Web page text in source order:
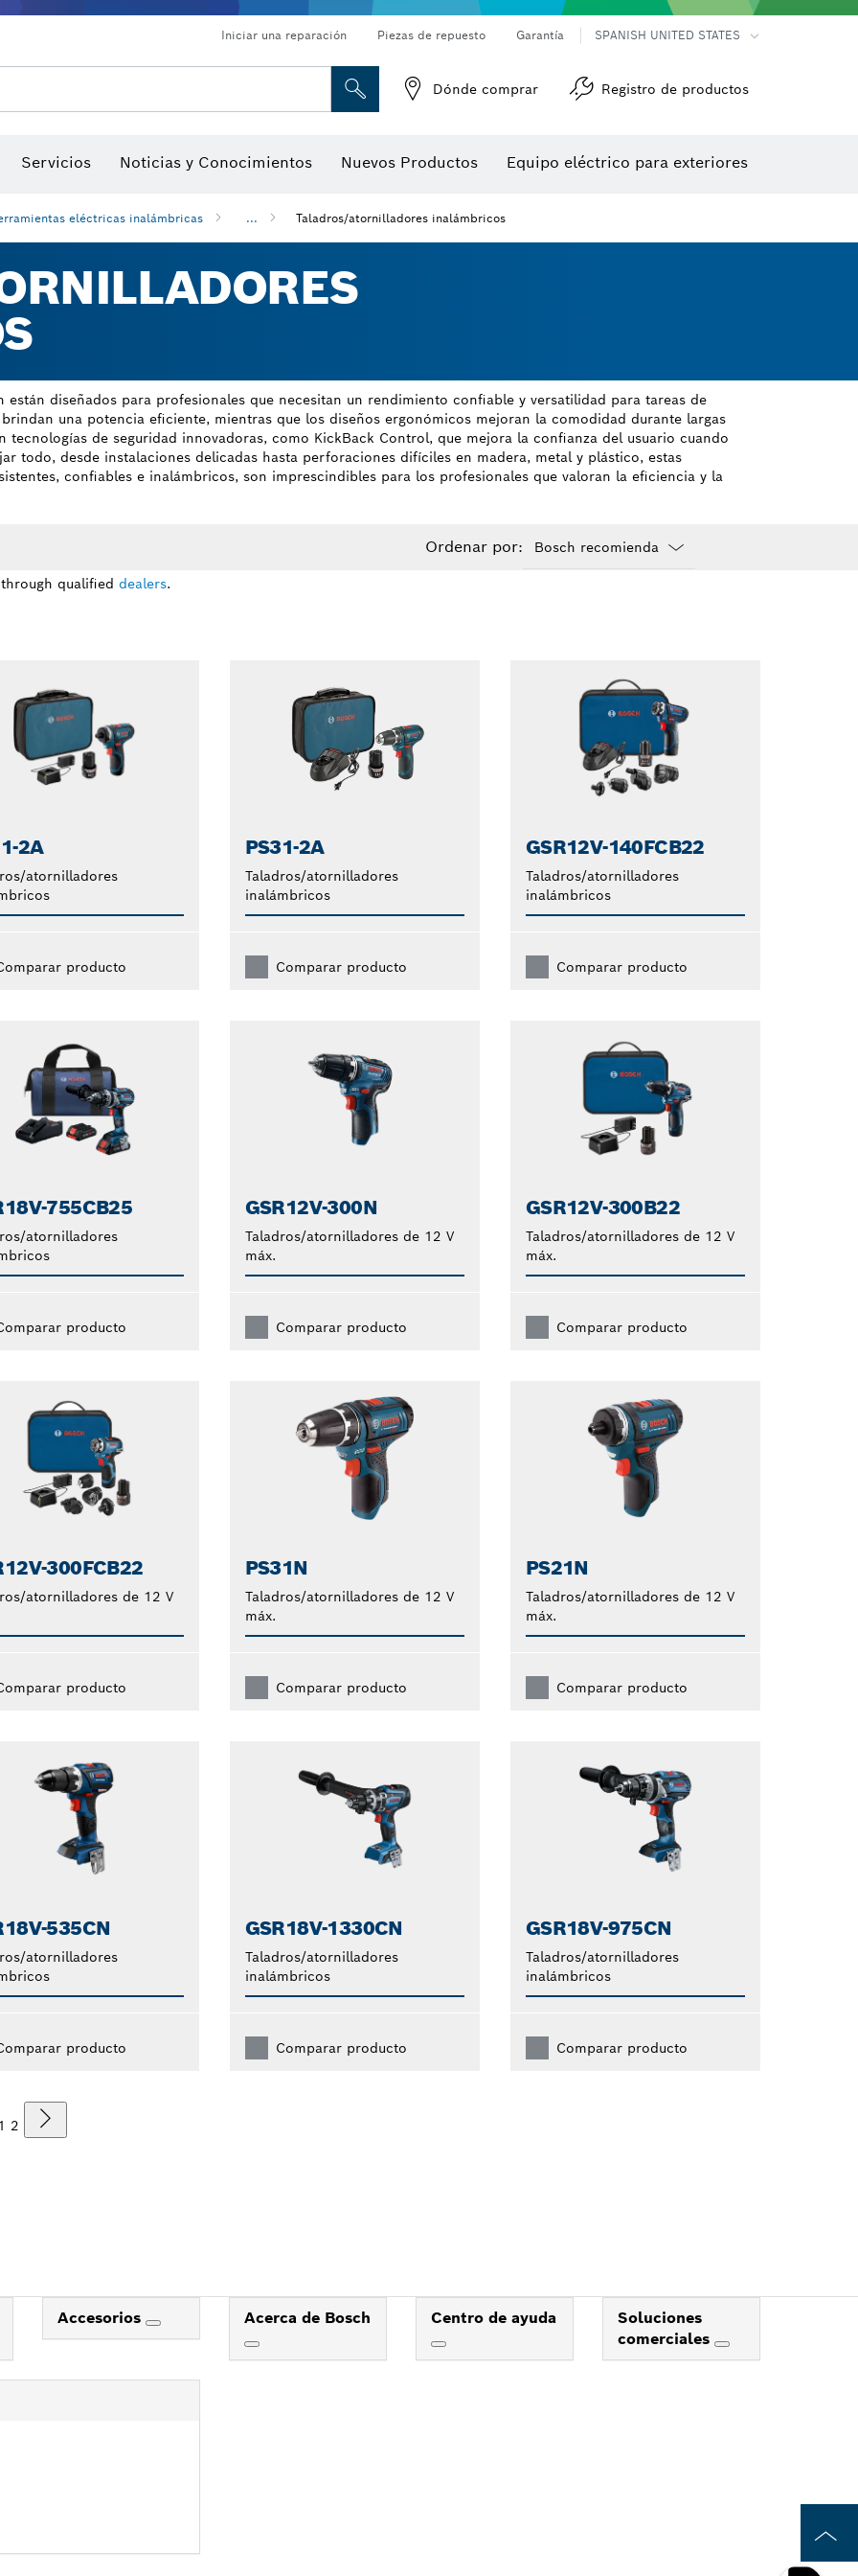
Iniciar una reparación Piezas de repuesto Garantía SPANISH UNITED STATES
Dónde comprar Registro de productos
Servicios Noticias y Conocimientos Nuevos Productos Equipo eléctrico para exteriores
eléctricas inalámbricas ... Taladros/atornilladores inalámbricos
diseñados para profesionales que necesitan un rendimiento confiable y versatilidad para tareas de
una potencia eficiente, mientras que los diseños ergonómicos mejoran la comodidad durante largas
tecnologías de seguridad innovadoras, como KickBack Control, que mejora la confianza del usuario cuando
todo, desde instalaciones delicadas hasta perforaciones difíciles en madera, metal y plástico, estas
confiables e inalámbricos, son imprescindibles para los profesionales que valoran la eficiencia y la
Ordenar por:
qualified dealers.
2A
atornilladores
producto
PS31-2A
Taladros/atornilladores
inalámbricos
Comparar producto
GSR12V-140FCB22
Taladros/atornilladores
inalámbricos
Comparar producto
755CB25
atornilladores
producto
GSR12V-300N
Taladros/atornilladores de 12 V
máx.
Comparar producto
GSR12V-300B22
Taladros/atornilladores de 12 V
máx.
Comparar producto
300FCB22
atornilladores de 12 V
producto
PS31N
Taladros/atornilladores de 12 V
máx.
Comparar producto
PS21N
Taladros/atornilladores de 12 V
máx.
Comparar producto
535CN
atornilladores
producto
GSR18V-1330CN
Taladros/atornilladores
inalámbricos
Comparar producto
GSR18V-975CN
Taladros/atornilladores
inalámbricos
Comparar producto
2
Accesorios Acerca de Bosch Centro de ayuda
Soluciones
comerciales